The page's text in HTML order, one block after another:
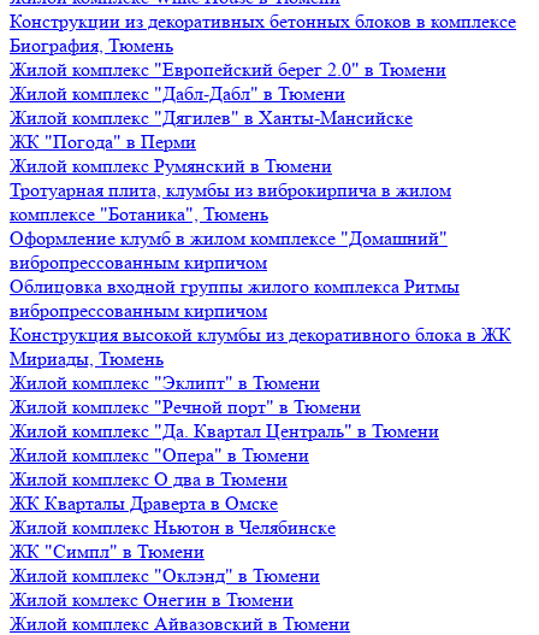
Конструкции из декоративных бетонных блоков в комплексе
Биография, Тюмень
Жилой комплекс "Европейский берег 2.0" в Тюмени
Жилой комплекс "Дабл-Дабл" в Тюмени
Жилой комплекс "Дягилев" в Ханты-Мансийске
ЖК "Погода" в Перми
Жилой комплекс Румянский в Тюмени
Тротуарная плита, клумбы из виброкирпича в жилом
комплексе "Ботаника", Тюмень
Оформление клумб в жилом комплексе "Домашний"
вибропрессованным кирпичом
Облицовка входной группы жилого комплекса Ритмы
вибропрессованным кирпичом
Конструкция высокой клумбы из декоративного блока в ЖК
Мириады, Тюмень
Жилой комплекс "Эклипт" в Тюмени
Жилой комплекс "Речной порт" в Тюмени
Жилой комплекс "Да. Квартал Централь" в Тюмени
Жилой комплекс "Опера" в Тюмени
Жилой комплекс О два в Тюмени
ЖК Кварталы Драверта в Омске
Жилой комплекс Ньютон в Челябинске
ЖК "Симпл" в Тюмени
Жилой комплекс "Оклэнд" в Тюмени
Жилой комлекс Онегин в Тюмени
Жилой комплекс Айвазовский в Тюмени